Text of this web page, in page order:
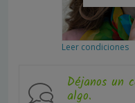
Leer condiciones
Déjanos un
algo.